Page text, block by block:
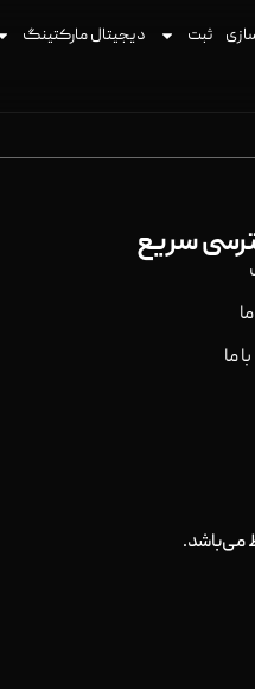
ثبت دیجیتال مارکتینگ
سریع
ما
می‌باشد.